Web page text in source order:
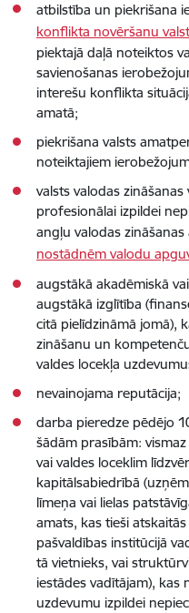
atbilstība un piekrišana
konflikta novēršanu
piektajā daļā noteiktos
savienošanas
interešu konflikta
amatā;
piekrišana valsts
noteiktajiem
valsts valodas
profesionālai izpildei
angļu valodas
nostādnēm valodu
augstākā akadēmiskā
augstākā izglītība
citā pielīdzināmā jomā),
zināšanu un
valdes locekļa
nevainojama reputācija;
darba pieredze pēdējo
šādām prasībām:
vai valdes loceklim
kapitālsabiedrībā
līmeņa vai lielas
amats, kas tieši
pašvaldības institūcijā
tā vietnieks, vai
iestādes vadītājam), kas
uzdevumu izpildei